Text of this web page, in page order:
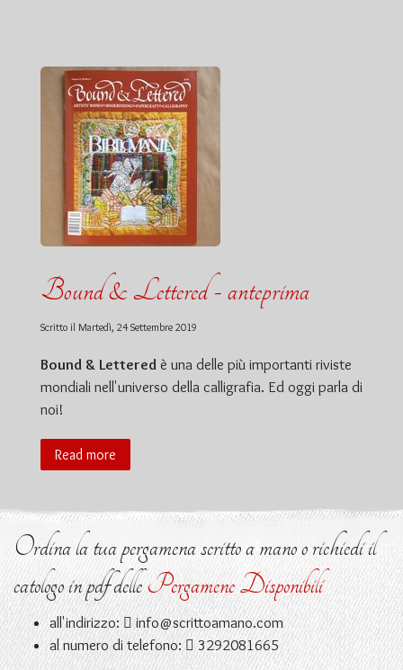
Bound & Lettered - anteprima
Scritto il Martedì, 24 Settembre 2019
Bound & Lettered è una delle più importanti riviste
mondiali nell'universo della calligrafia. Ed oggi parla di
noi!
Read more
Ordina la tua pergamena scritto a mano o richiedi il
catologo in pdf dellePergamene Disponibili
all'indirizzo: info@scrittoamano.com
al numero di telefono:
3292081665